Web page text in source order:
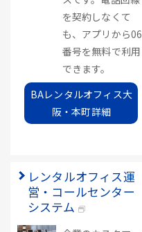
を契約しなくて
も、アプリから06
番号を無料で利用
できます。
BAレンタルオフィス大
阪・本町詳細
レンタルオフィス運
営・コールセンター
システム